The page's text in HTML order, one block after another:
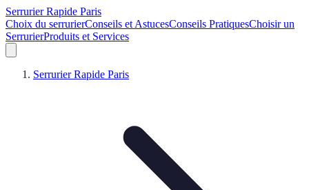
Serrurier Rapide Paris
Choix du serrurierConseils et AstucesConseils PratiquesChoisir un
SerrurierProduits et Services
Serrurier Rapide Paris